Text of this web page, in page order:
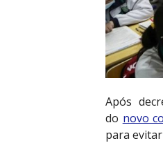
Após
do novo
para